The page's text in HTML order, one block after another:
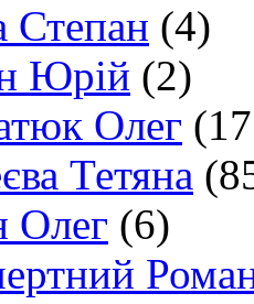
Степан (4)
Юрій (2)
Олег
Тетяна
Олег (6)